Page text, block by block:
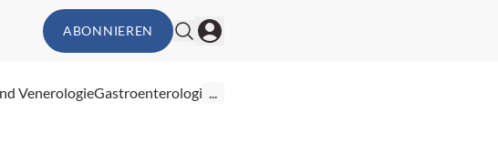
ABONNIEREN
VenerologieGastroenterologie...